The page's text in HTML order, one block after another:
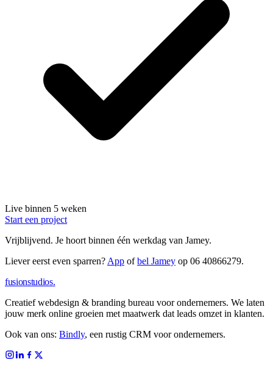
Live binnen 5 weken
Start een project
Vrijblijvend. Je hoort binnen één werkdag van Jamey.
Liever eerst even sparren? App of bel Jamey op 06 40866279.
fusionstudios.
Creatief webdesign & branding bureau voor ondernemers. We laten
jouw merk online groeien met maatwerk dat leads omzet in klanten.
Ook van ons: Bindly, een rustig CRM voor ondernemers.